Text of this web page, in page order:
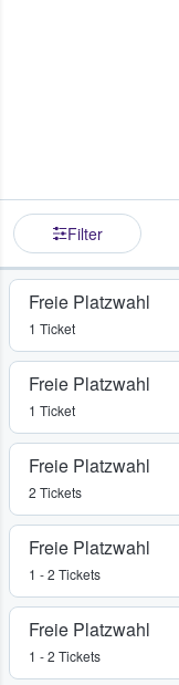
Filter
Freie Platzwahl
1 Ticket
Freie Platzwahl
1 Ticket
Freie Platzwahl
2 Tickets
Freie Platzwahl
1 - 2 Tickets
Freie Platzwahl
1 - 2 Tickets